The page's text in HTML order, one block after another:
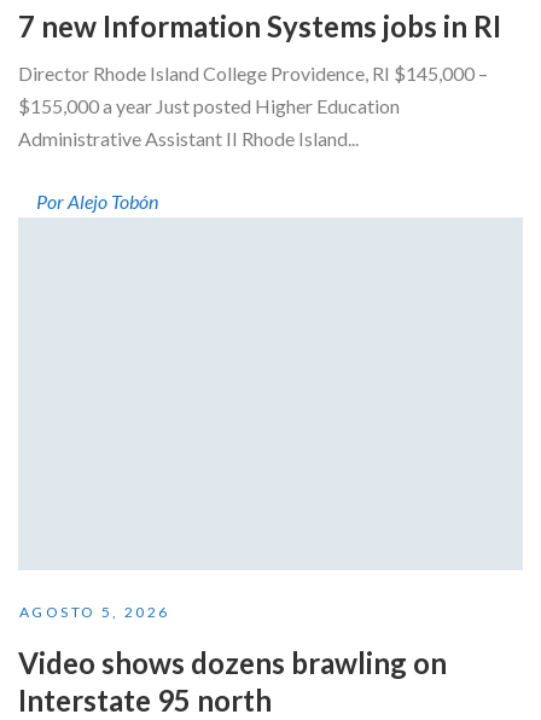
7 new Information Systems jobs in RI
Director Rhode Island College Providence, RI $145,000 –
$155,000 a year Just posted Higher Education
Administrative Assistant II Rhode Island...
Por Alejo Tobón
AGOSTO 5, 2026
Video shows dozens brawling on
Interstate 95 north